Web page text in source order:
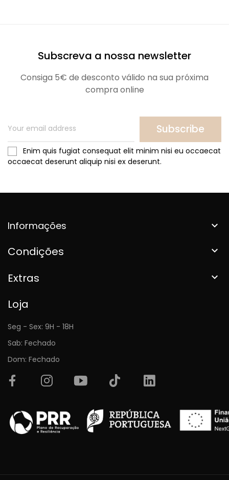
Subscreva a nossa newsletter
Consiga 5€ de desconto válido na sua próxima
compra online
Subscribe
Enim quis fugiat consequat elit minim nisi eu occaecat
occaecat deserunt aliquip nisi ex deserunt.
Informações 
Condições 
Extras 
Loja
Seg - Sex: 9H - 18H
Sab: Fechado
Dom: Fechado